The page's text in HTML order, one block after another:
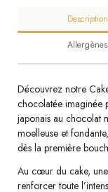
Description
Allergènes
Découvrez notre
chocolatée imaginée
japonais au chocolat
moelleuse et
dès la première
Au cœur du cake,
renforcer toute